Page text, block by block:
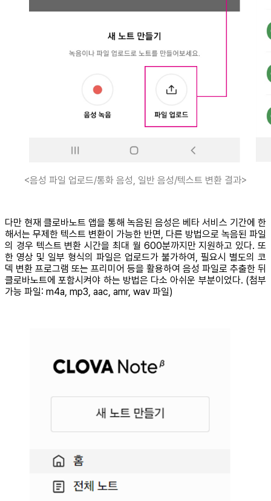
<음성 파일 업로드/통화 음성, 일반 음성/텍스트 변환 결과>
다만 현재 클로바노트 앱을 통해 녹음된 음성은 베타 서비스 기간에 한
해서는 무제한 텍스트 변환이 가능한 반면, 다른 방법으로 녹음된 파일
의 경우 텍스트 변환 시간을 최대 월 600분까지만 지원하고 있다. 또
한 영상 및 일부 형식의 파일은 업로드가 불가하여, 필요시 별도의 코
덱 변환 프로그램 또는 프리미어 등을 활용하여 음성 파일로 추출한 뒤
클로바노트에 포함시켜야 하는 방법은 다소 아쉬운 부분이었다. (첨부
가능 파일: m4a, mp3, aac, amr, wav 파일)